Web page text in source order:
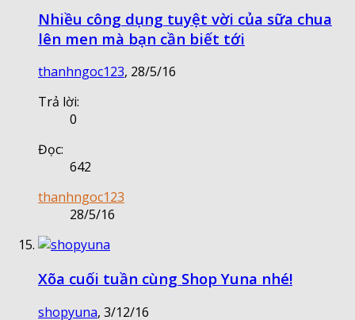
Nhiều công dụng tuyệt vời của sữa chua
lên men mà bạn cần biết tới
thanhngoc123, 28/5/16
Trả lời:
0
Đọc:
642
thanhngoc123
28/5/16
Xõa cuối tuần cùng Shop Yuna nhé!
shopyuna, 3/12/16